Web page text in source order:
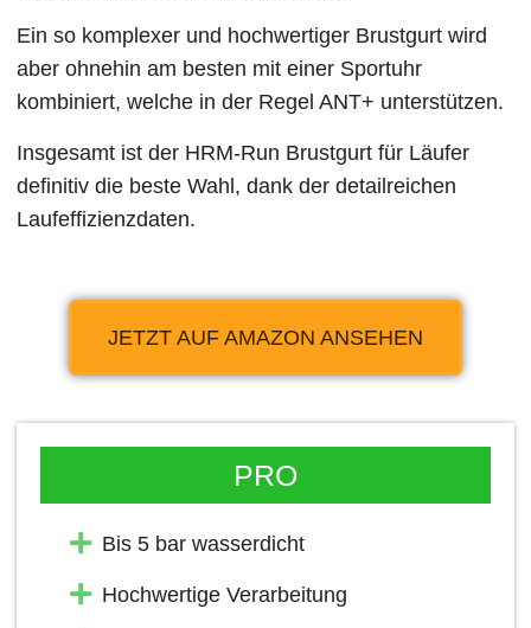
Ein so komplexer und hochwertiger Brustgurt wird
aber ohnehin am besten mit einer Sportuhr
kombiniert, welche in der Regel ANT+ unterstützen.
Insgesamt ist der HRM-Run Brustgurt für Läufer
definitiv die beste Wahl, dank der detailreichen
Laufeffizienzdaten.
JETZT AUF AMAZON ANSEHEN
PRO
Bis 5 bar wasserdicht
Hochwertige Verarbeitung